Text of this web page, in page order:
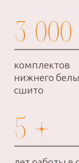
ИП Дросов Андрей
ОГРНИП:
Политика
конфиденциальности
Договор-оферта